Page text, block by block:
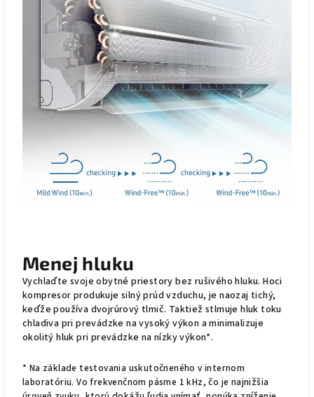
Menej hluku
Vychlaďte svoje obytné priestory bez rušivého hluku. Hoci
kompresor produkuje silný prúd vzduchu, je naozaj tichý,
keďže používa dvojrúrový tlmič. Taktiež stlmuje hluk toku
chladiva pri prevádzke na vysoký výkon a minimalizuje
okolitý hluk pri prevádzke na nízky výkon*.
* Na základe testovania uskutočneného v internom
laboratóriu. Vo frekvenčnom pásme 1 kHz, čo je najnižšia